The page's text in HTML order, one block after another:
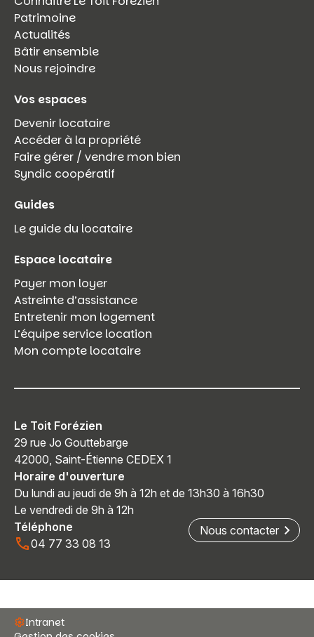
Patrimoine
Actualités
Bâtir ensemble
Nous rejoindre
Vos espaces
Devenir locataire
Accéder à la propriété
Faire gérer / vendre mon bien
Syndic coopératif
Guides
Le guide du locataire
Espace locataire
Payer mon loyer
Astreinte d’assistance
Entretenir mon logement
L’équipe service location
Mon compte locataire
Le Toit Forézien
29 rue Jo Gouttebarge
42000, Saint-Étienne CEDEX 1
Horaire d'ouverture
Du lundi au jeudi de 9h à 12h et de 13h30 à 16h30
Le vendredi de 9h à 12h
Téléphone
04 77 33 08 13
Nous contacter
Intranet